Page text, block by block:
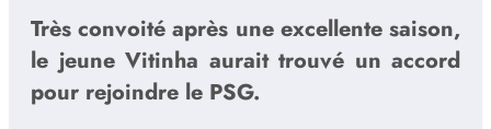
Très convoité après une excellente saison,
le jeune Vitinha aurait trouvé un accord
pour rejoindre le PSG.